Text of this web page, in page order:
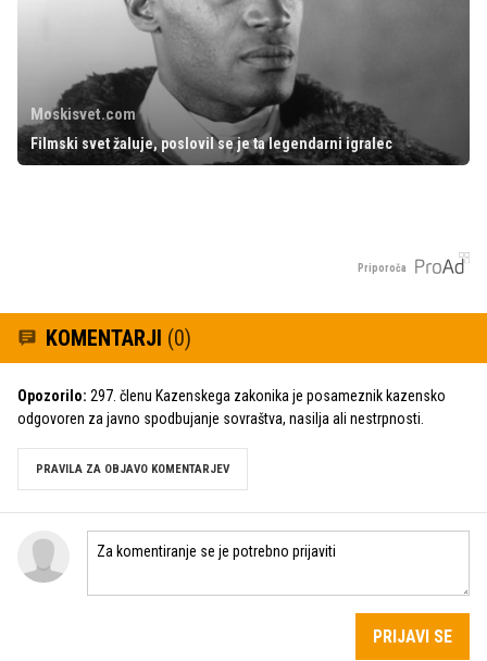
Moskisvet.com
Filmski svet žaluje, poslovil se je ta legendarni igralec
Priporoča
KOMENTARJI (0)
Opozorilo: 297. členu Kazenskega zakonika je posameznik kazensko
odgovoren za javno spodbujanje sovraštva, nasilja ali nestrpnosti.
PRAVILA ZA OBJAVO KOMENTARJEV
PRIJAVI SE